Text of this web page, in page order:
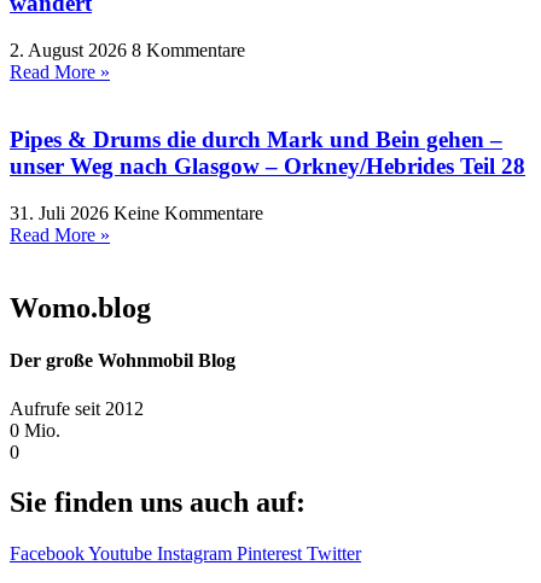
2. August 2026 8 Kommentare
Read More »
Pipes & Drums die durch Mark und Bein gehen –
unser Weg nach Glasgow – Orkney/Hebrides Teil 28
31. Juli 2026 Keine Kommentare
Read More »
Womo.blog
Der große Wohnmobil Blog​
Aufrufe seit 2012
0 Mio.
0
Sie finden uns auch auf:
FacebookYoutube Instagram Pinterest Twitter